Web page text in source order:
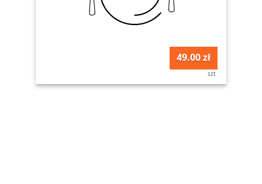
49.00 zł
szt